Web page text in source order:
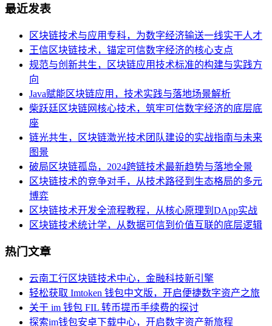
最近发表
区块链技术与应用专科，为数字经济输送一线实干人才
王信区块链技术，锚定可信数字经济的核心支点
规范与创新共生，区块链应用技术标准的构建与实践方
向
Java赋能区块链应用，技术实践与落地场景解析
柴跃廷区块链网核心技术，筑牢可信数字经济的底层底
座
链光共生，区块链激光技术团队建设的实战指南与未来
图景
破局区块链孤岛，2024跨链技术最新趋势与落地全景
区块链技术的竞争对手，从技术路径到生态格局的多元
博弈
区块链技术开发全流程教程，从核心原理到DApp实战
区块链技术统计学，从数据可信到价值互联的底层逻辑
热门文章
云南工行区块链技术中心，金融科技新引擎
轻松获取 Imtoken 钱包中文版，开启便捷数字资产之旅
关于 im 钱包 FIL 转币提币手续费的探讨
探索im钱包安卓下载中心，开启数字资产新旅程